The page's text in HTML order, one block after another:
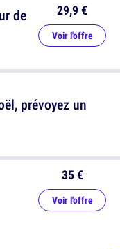
35 €
Voir l'offre
de
29,9 €
Voir l'offre
prévoyez un